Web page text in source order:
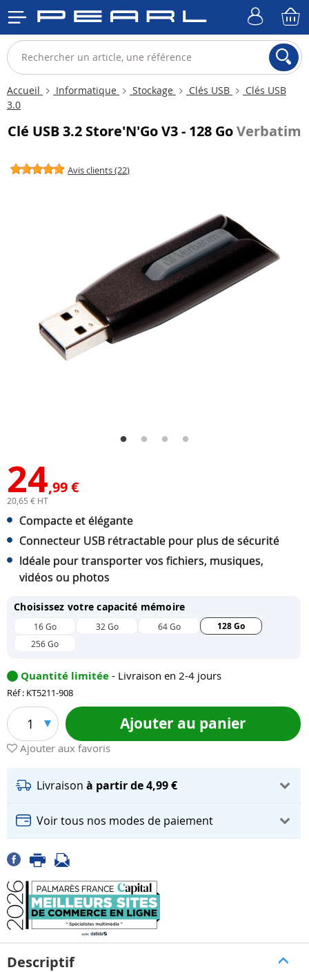
Accueil Informatique Stockage Clés USB
Clés USB
3.0
Clé USB 3.2 Store'N'Go V3 - 128 GoVerbatim
Avis clients (22)
24,99 €
20,65 € HT
Compacte et élégante
Connecteur USB rétractable pour plus de sécurité
Idéale pour transporter vos fichiers, musiques,
vidéos ou photos
Choisissez votre capacité mémoire
16 Go 32 Go 64 Go 128 Go
256 Go
Quantité limitée - Livraison en 2-4 jours
Réf : KT5211-908
1 Ajouter au panier
Ajouter aux favoris
Livraison à partir de 4,99 €
Voir tous nos modes de paiement
Descriptif